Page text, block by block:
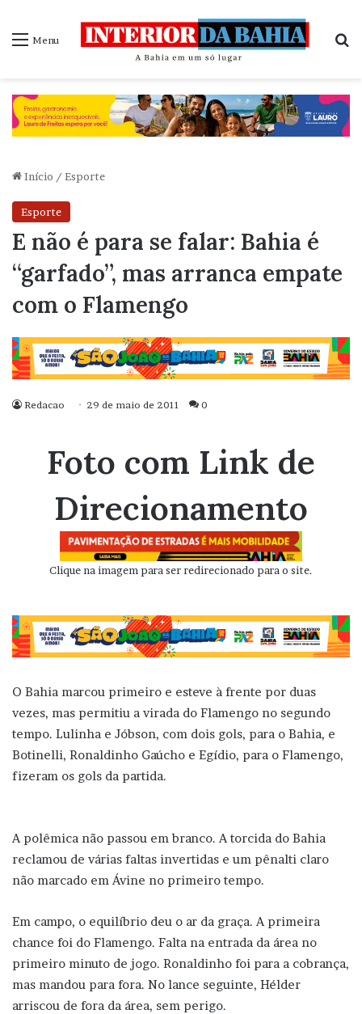
Menu
Início / Esporte
Esporte
E não é para se falar: Bahia é
“garfado”, mas arranca empate
com o Flamengo
Redacao 29 de maio de 2011 0
Foto com Link de
Direcionamento
Clique na imagem para ser redirecionado para o site.
O Bahia marcou primeiro e esteve à frente por duas
vezes, mas permitiu a virada do Flamengo no segundo
tempo. Lulinha e Jóbson, com dois gols, para o Bahia, e
Botinelli, Ronaldinho Gaúcho e Egídio, para o Flamengo,
fizeram os gols da partida.
A polêmica não passou em branco. A torcida do Bahia
reclamou de várias faltas invertidas e um pênalti claro
não marcado em Ávine no primeiro tempo.
Em campo, o equilíbrio deu o ar da graça. A primeira
chance foi do Flamengo. Falta na entrada da área no
primeiro minuto de jogo. Ronaldinho foi para a cobrança,
mas mandou para fora. No lance seguinte, Hélder
arriscou de fora da área, sem perigo.